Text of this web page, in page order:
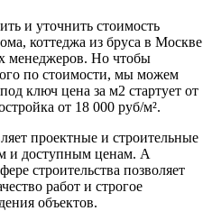
и уточнить стоимость
коттеджа из бруса в Москве
менеджеров. Но чтобы
по стоимости, мы можем
ключ цена за м2 стартует от
от 18 000 руб/м².
проектные и строительные
и доступным ценам. А
строительства позволяет
работ и строгое
объектов.